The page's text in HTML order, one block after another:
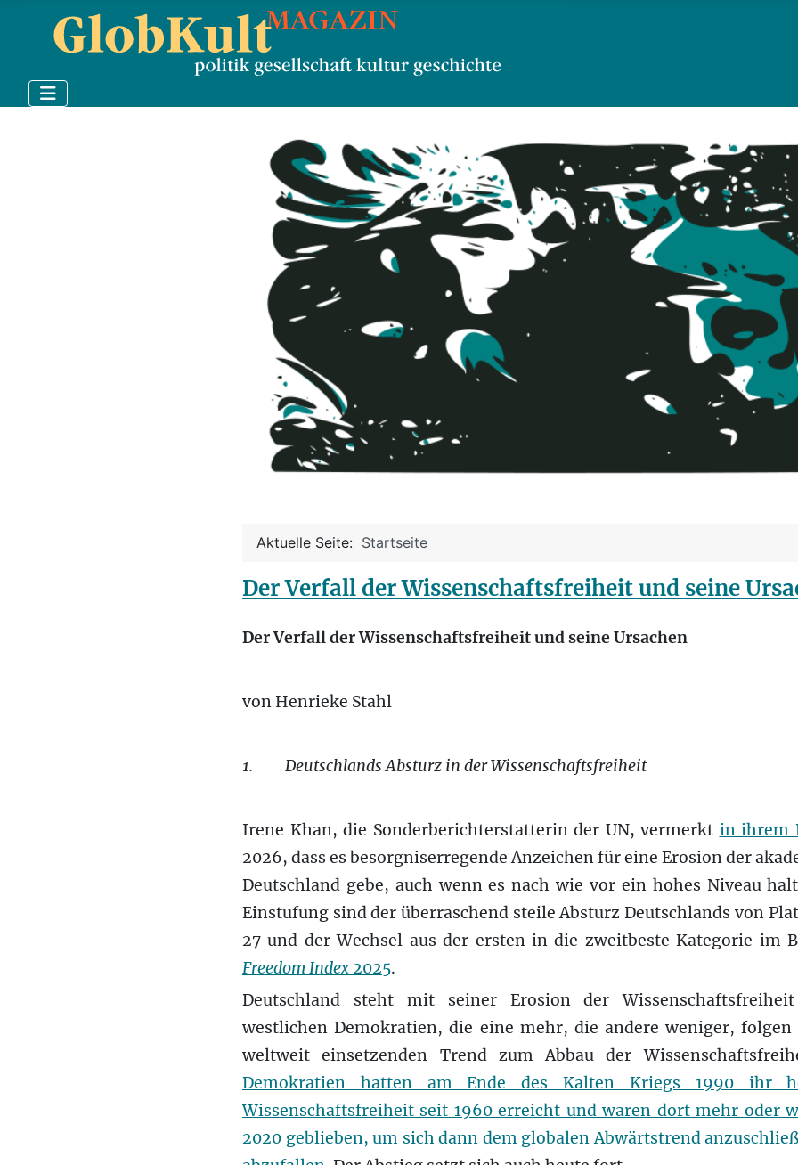
Aktuelle Seite: Startseite
Der Verfall der Wissenschaftsfreiheit und seine
Der Verfall der Wissenschaftsfreiheit und seine Ursachen
von Henrieke Stahl
1. Deutschlands Absturz in der Wissenschaftsfreiheit
Irene Khan, die Sonderberichterstatterin der UN, vermerkt in ihrem
2026, dass es besorgniserregende Anzeichen für eine Erosion der
Deutschland gebe, auch wenn es nach wie vor ein hohes Niveau
Einstufung sind der überraschend steile Absturz Deutschlands von
27 und der Wechsel aus der ersten in die zweitbeste Kategorie im
Freedom Index 2025.
Deutschland steht mit seiner Erosion der
westlichen Demokratien, die eine mehr, die andere weniger, folgen
weltweit einsetzenden Trend zum Abbau der
Demokratien hatten am Ende des Kalten Kriegs 1990 ihr
Wissenschaftsfreiheit seit 1960 erreicht und waren dort mehr oder
2020 geblieben, um sich dann dem globalen Abwärtstrend